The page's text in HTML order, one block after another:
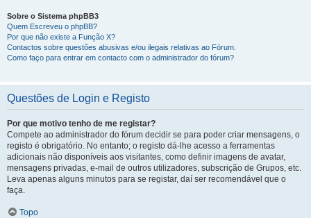
Sobre o Sistema phpBB3
Quem Escreveu o phpBB?
Por que não existe a Função X?
Contactos sobre questões abusivas e/ou ilegais relativas ao Fórum.
Como faço para entrar em contacto com o administrador do fórum?
Questões de Login e Registo
Por que motivo tenho de me registar?
Compete ao administrador do fórum decidir se para poder criar mensagens, o
registo é obrigatório. No entanto; o registo dá-lhe acesso a ferramentas
adicionais não disponíveis aos visitantes, como definir imagens de avatar,
mensagens privadas, e-mail de outros utilizadores, subscrição de Grupos, etc.
Leva apenas alguns minutos para se registar, daí ser recomendável que o
faça.
Topo